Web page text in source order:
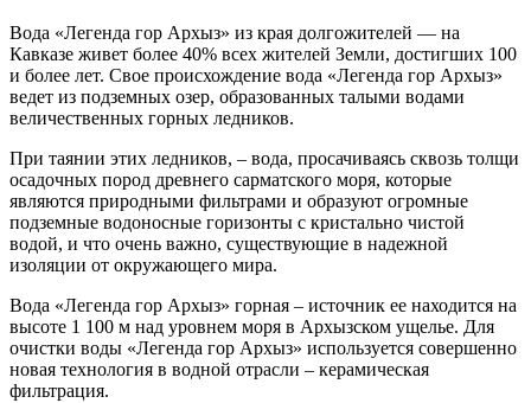
Вода «Легенда гор Архыз» из края долгожителей — на
Кавказе живет более 40% всех жителей Земли, достигших 100
и более лет. Свое происхождение вода «Легенда гор Архыз»
ведет из подземных озер, образованных талыми водами
величественных горных ледников.
При таянии этих ледников, – вода, просачиваясь сквозь толщи
осадочных пород древнего сарматского моря, которые
являются природными фильтрами и образуют огромные
подземные водоносные горизонты с кристально чистой
водой, и что очень важно, существующие в надежной
изоляции от окружающего мира.
Вода «Легенда гор Архыз» горная – источник ее находится на
высоте 1 100 м над уровнем моря в Архызском ущелье. Для
очистки воды «Легенда гор Архыз» используется совершенно
новая технология в водной отрасли – керамическая
фильтрация.